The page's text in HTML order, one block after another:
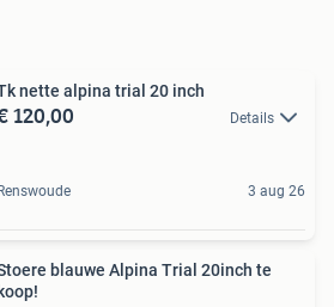
nette alpina trial 20 inch
120,00 Details
Renswoude 3 aug 26
blauwe Alpina Trial 20inch te
koop!